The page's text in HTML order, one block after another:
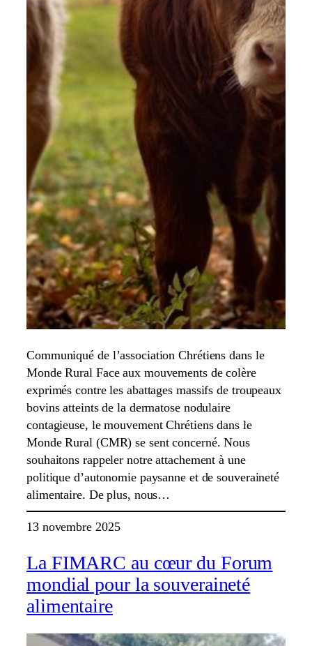
Communiqué de l’association Chrétiens dans le
Monde Rural Face aux mouvements de colère
exprimés contre les abattages massifs de troupeaux
bovins atteints de la dermatose nodulaire
contagieuse, le mouvement Chrétiens dans le
Monde Rural (CMR) se sent concerné. Nous
souhaitons rappeler notre attachement à une
politique d’autonomie paysanne et de souveraineté
alimentaire. De plus, nous…
13 novembre 2025
La FIMARC au cœur du Forum
mondial pour la souveraineté
alimentaire